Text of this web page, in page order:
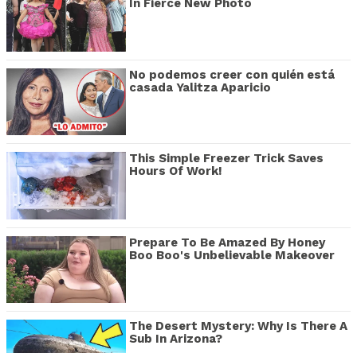
In Fierce New Photo
No podemos creer con quién está
casada Yalitza Aparicio
This Simple Freezer Trick Saves
Hours Of Work!
Prepare To Be Amazed By Honey
Boo Boo's Unbelievable Makeover
The Desert Mystery: Why Is There A
Sub In Arizona?